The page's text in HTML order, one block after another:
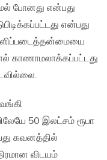
போனது என்பது
என்பது
காணாமலாக்கப்பட்டது
50 இலட்சம் ரூபா
கவனத்தில்
விடயம்